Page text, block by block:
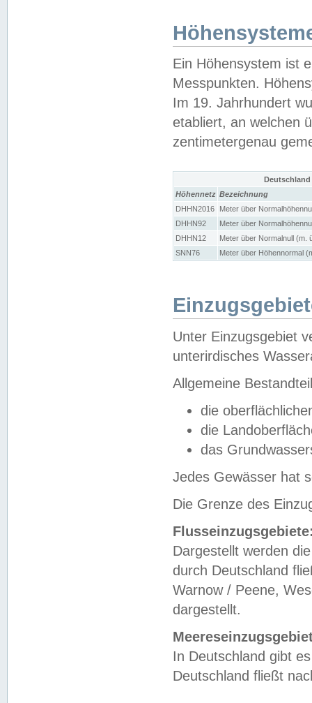
Ein Höhensystem ist
Messpunkten.
Im 19. Jahrhundert
etabliert, an welchen
zentimetergenau
Höhennetz Bezeichnung
DHHN2016
Meter über
DHHN92
Meter über
DHHN12
Meter über Normalnull (m.
SNN76
Meter über Höhennormal
Unter Einzugsgebiet
unterirdisches
Allgemeine
die
die
das
Jedes Gewässer hat
Die Grenze des
Dargestellt werden
durch Deutschland
Warnow / Peene,
dargestellt.
In Deutschland gibt
Deutschland fließt